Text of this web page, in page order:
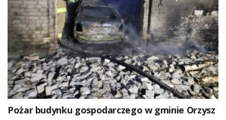
Pożar budynku gospodarczego w gminie Orzysz